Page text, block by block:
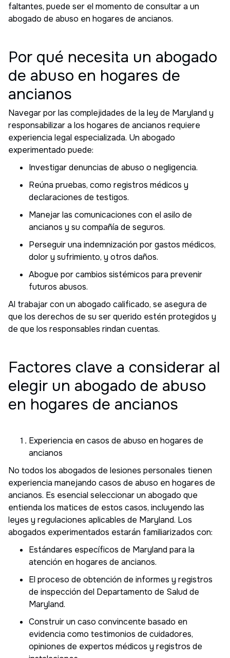
faltantes, puede ser el momento de consultar a un
abogado de abuso en hogares de ancianos.
Por qué necesita un abogado
de abuso en hogares de
ancianos
Navegar por las complejidades de la ley de Maryland y
responsabilizar a los hogares de ancianos requiere
experiencia legal especializada. Un abogado
experimentado puede:
Investigar denuncias de abuso o negligencia.
Reúna pruebas, como registros médicos y
declaraciones de testigos.
Manejar las comunicaciones con el asilo de
ancianos y su compañía de seguros.
Perseguir una indemnización por gastos médicos,
dolor y sufrimiento, y otros daños.
Abogue por cambios sistémicos para prevenir
futuros abusos.
Al trabajar con un abogado calificado, se asegura de
que los derechos de su ser querido estén protegidos y
de que los responsables rindan cuentas.
Factores clave a considerar al
elegir un abogado de abuso
en hogares de ancianos
Experiencia en casos de abuso en hogares de
ancianos
No todos los abogados de lesiones personales tienen
experiencia manejando casos de abuso en hogares de
ancianos. Es esencial seleccionar un abogado que
entienda los matices de estos casos, incluyendo las
leyes y regulaciones aplicables de Maryland. Los
abogados experimentados estarán familiarizados con:
Estándares específicos de Maryland para la
atención en hogares de ancianos.
El proceso de obtención de informes y registros
de inspección del Departamento de Salud de
Maryland.
Construir un caso convincente basado en
evidencia como testimonios de cuidadores,
opiniones de expertos médicos y registros de